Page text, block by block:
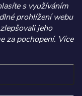
s využíváním
prohlížení webu
jeho
za pochopení. Více